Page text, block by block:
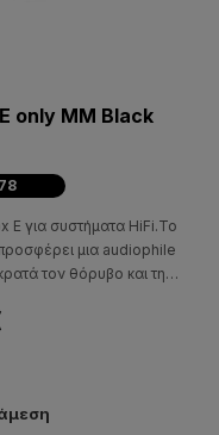
only MM Black
Ε για συστήματα HiFi.Το
μια audiophile
τον θόρυβο και την
της ποιότητας. Το